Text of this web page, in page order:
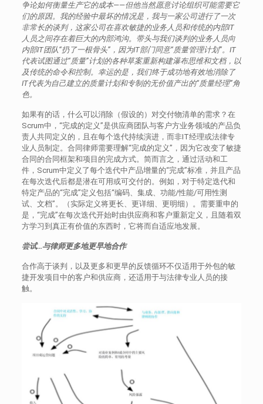
争论如何衡量生产它的成本——但他当然愿意讨论组织可能需要它
们的原因。 我的经验中最坏的情况是，我与一家公司进行了一次
非常长的谈判，这家公司在喜欢敏捷的业务人员和传统的内部IT
人员之间存在着巨大的内部鸿沟。 带头与我们谈判的业务人员向
内部IT团队“扔了一根骨头”，因为IT部门同意“质量管理计划”。 IT
代表试图通过“质量”计划的各种草案重新构建瀑布思维和文档，以
及传统的命令和控制。 幸运的是，我们终于成功地有效地消除了
IT代表为自己建立的质量计划和专制的无价值产出的“质量经理”角
色。
如果有的话，什么可以消除（假设的）对交付物清单的需求？在
Scrum中，“完成的定义”是供应商团队与客户方业务领域的产品负
责人共同定义的，且在每个迭代持续演进，而非IT经理或法律专
业人员制定。合同律师需要理解“完成的定义”，因为它改变了敏捷
合同的合同框架和项目的完成方式。简而言之，通过活动和工
件，Scrum中定义了每个迭代中产品增量的“完成”标准，并且产品
在每次迭代后都是潜在可用或可交付的。例如，对于特定迭代和
特定产品的“完成”定义包括“编码、集成、功能/性能/可用性测
试、文档”。（实际定义将更长、更详细、更明细）。需要重申的
是，“完成”在每次迭代开始时由供应商和客户重新定义，且随着双
方学习到真正有价值的东西时，它将而自适应地发展。
尝试…与律师更多地更早地合作
合作高于谈判，以及更多和更早的反馈循环不仅适用于外包的敏
捷开发项目中的客户和供应商，还适用于与法律专业人员的接
触。